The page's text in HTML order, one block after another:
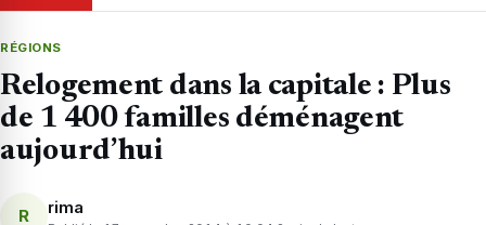
RÉGIONS
Relogement dans la capitale : Plus
de 1 400 familles déménagent
aujourd’hui
R rima